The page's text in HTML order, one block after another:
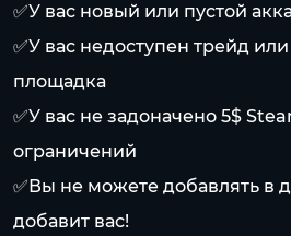
✅У вас новый или пустой
✅У вас недоступен трейд
площадка
✅У вас не задоначено 5$
ограничений
✅Вы не можете добавлять в
добавит вас!